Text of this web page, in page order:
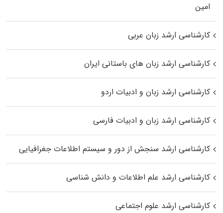
اﻣﻴﻦ
کارشناسی ارشد زبان عربی
کارشناسی ارشد زبان‌ های باستانی ایران
کارشناسی ارشد زبان و ادبیات اردو
کارشناسی ارشد زبان و ادبیات فارسی
کارشناسی ارشد سنجش از دور و سیستم اطلاعات جغرافیایی
کارشناسی ارشد علم اطلاعات و دانش شناسی
کارشناسی ارشد علوم اجتماعی